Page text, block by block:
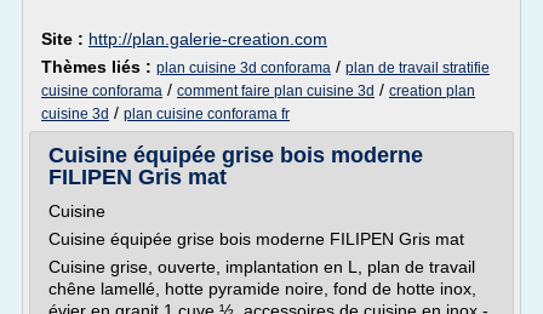
Site : http://plan.galerie-creation.com
Thèmes liés : plan cuisine 3d conforama / plan de travail stratifie
cuisine conforama / comment faire plan cuisine 3d / creation plan
cuisine 3d / plan cuisine conforama fr
Cuisine équipée grise bois moderne
FILIPEN Gris mat
Cuisine
Cuisine équipée grise bois moderne FILIPEN Gris mat
Cuisine grise, ouverte, implantation en L, plan de travail
chêne lamellé, hotte pyramide noire, fond de hotte inox,